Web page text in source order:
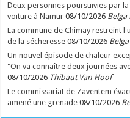
Deux personnes poursuivies par
voiture à Namur 08/10/2026 Belga
La commune de Chimay restreint
de la sécheresse 08/10/2026
Un nouvel épisode de chaleur
"On va connaître deux journées
08/10/2026 Thibaut Van Hoof
Le commissariat de Zaventem
amené une grenade 08/10/2026